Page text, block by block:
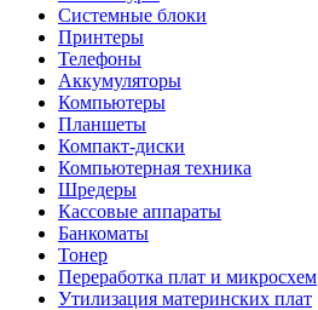
Системные блоки
Принтеры
Телефоны
Аккумуляторы
Компьютеры
Планшеты
Компакт-диски
Компьютерная техника
Шредеры
Кассовые аппараты
Банкоматы
Тонер
Переработка плат и микросхем
Утилизация материнских плат